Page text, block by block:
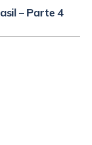
– Parte 4